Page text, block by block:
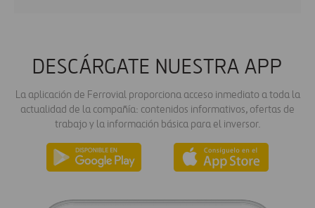
DESCÁRGATE NUESTRA APP
La aplicación de Ferrovial proporciona acceso inmediato a toda la
actualidad de la compañía: contenidos informativos, ofertas de
trabajo y la información básica para el inversor.